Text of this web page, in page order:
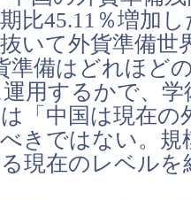
比45.11％増加
いて外貨準備世
準備はどれほど
用するかで、学
「中国は現在の
きではない。規
現在のレベル